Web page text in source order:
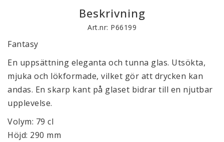
Beskrivning
Art.nr: P66199
Fantasy
En uppsättning eleganta och tunna glas. Utsökta,
mjuka och lökformade, vilket gör att drycken kan
andas. En skarp kant på glaset bidrar till en njutbar
upplevelse.
Volym: 79 cl
Höjd: 290 mm